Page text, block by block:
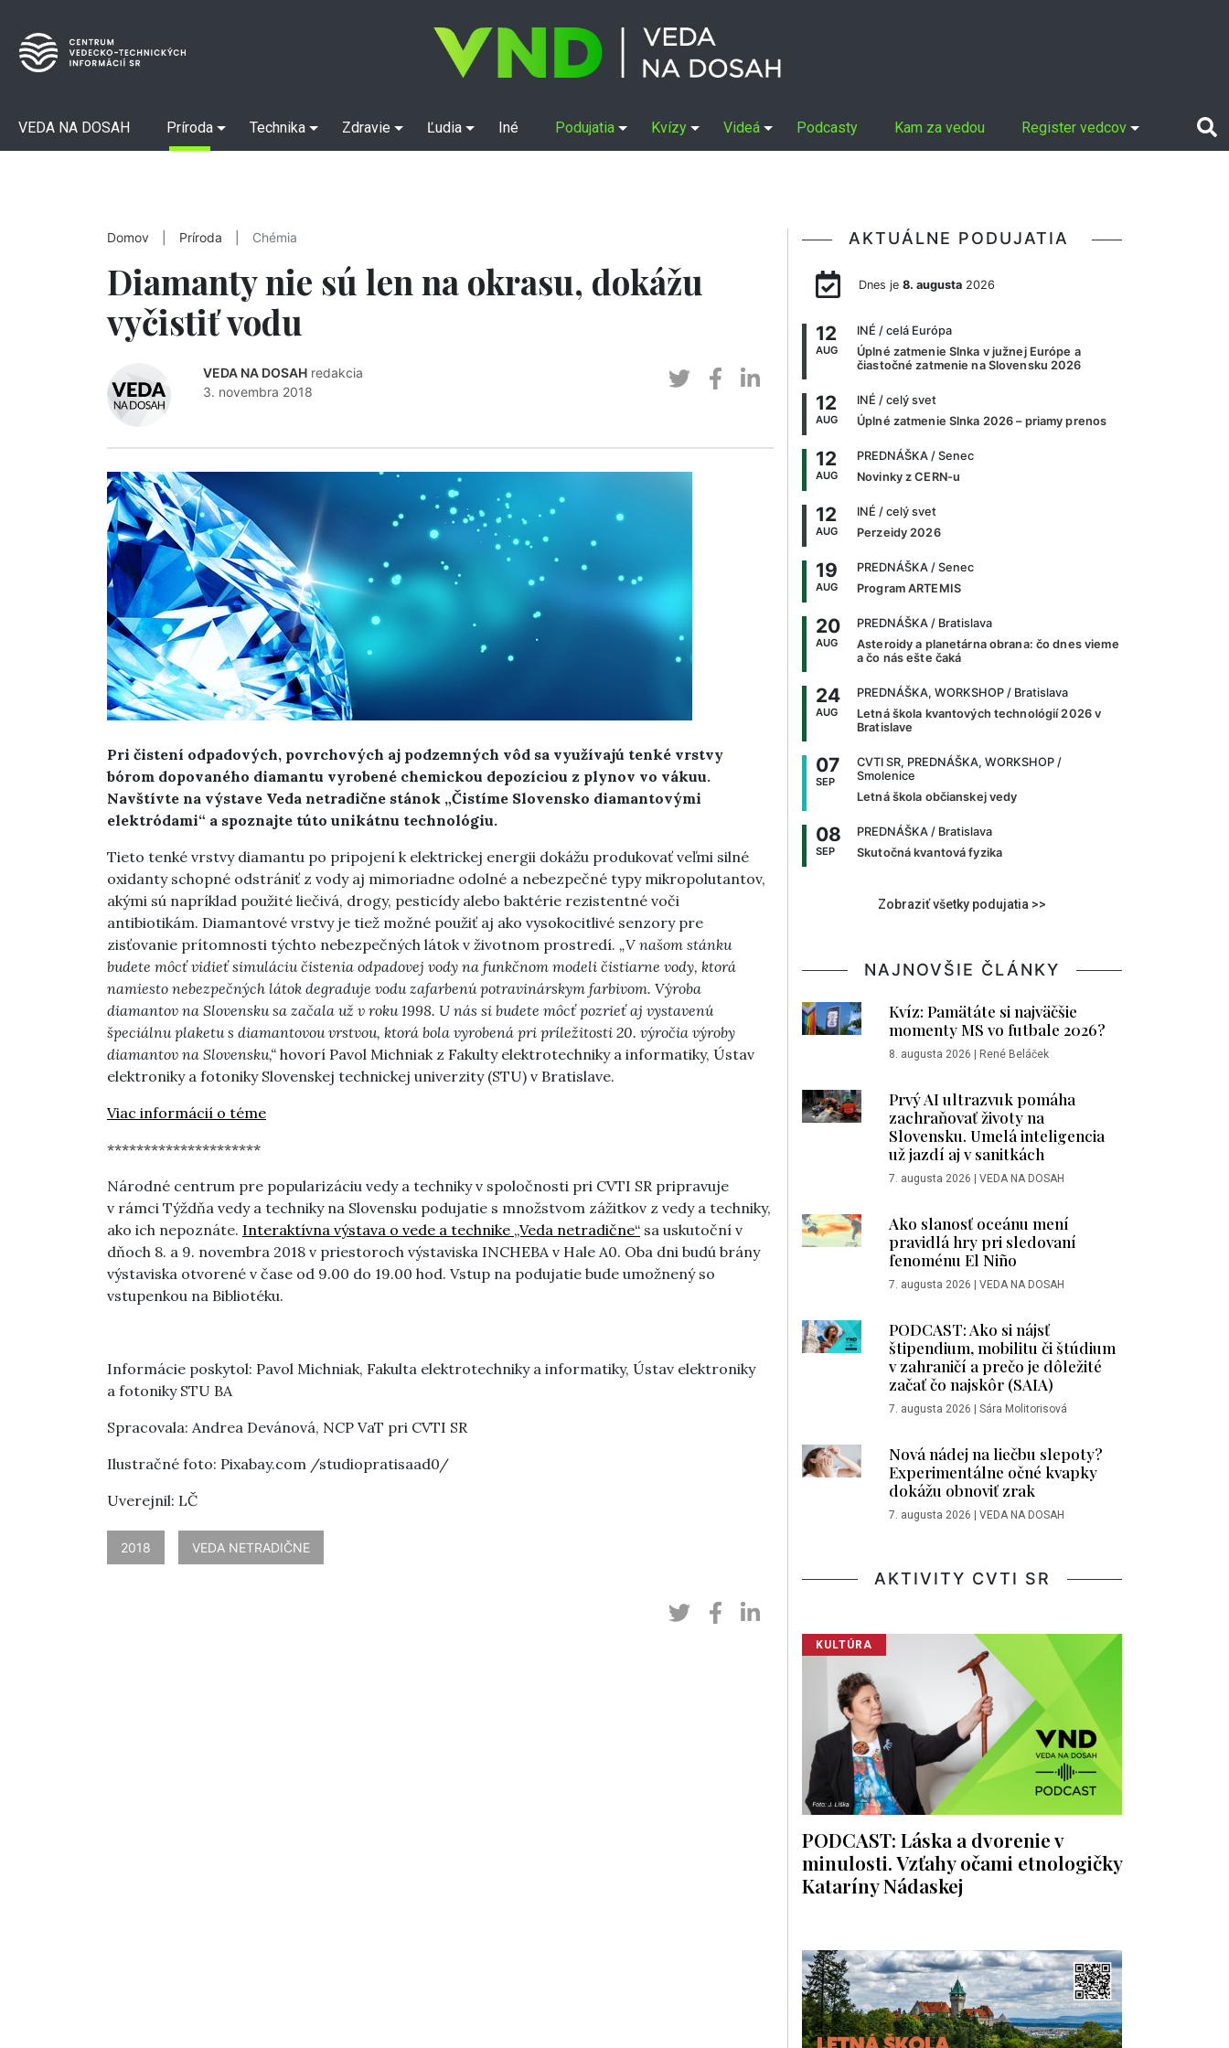
VEDA NA DOSAH Príroda Technika Zdravie Ľudia Iné Podujatia Kvízy Videá Podcasty Kam za vedou Register vedcov
Domov Príroda Chémia
Diamanty nie sú len na okrasu, dokážu
vyčistiť vodu
VEDA NA DOSAH redakcia
3. novembra 2018
Pri čistení odpadových, povrchových aj podzemných vôd sa využívajú tenké vrstvy
bórom dopovaného diamantu vyrobené chemickou depozíciou z plynov vo vákuu.
Navštívte na výstave Veda netradične stánok „Čistíme Slovensko diamantovými
elektródami“ a spoznajte túto unikátnu technológiu.
Tieto tenké vrstvy diamantu po pripojení k elektrickej energii dokážu produkovať veľmi silné
oxidanty schopné odstrániť z vody aj mimoriadne odolné a nebezpečné typy mikropolutantov,
akými sú napríklad použité liečivá, drogy, pesticídy alebo baktérie rezistentné voči
antibiotikám. Diamantové vrstvy je tiež možné použiť aj ako vysokocitlivé senzory pre
zisťovanie prítomnosti týchto nebezpečných látok v životnom prostredí. „V našom stánku
budete môcť vidieť simuláciu čistenia odpadovej vody na funkčnom modeli čistiarne vody, ktorá
namiesto nebezpečných látok degraduje vodu zafarbenú potravinárskym farbivom. Výroba
diamantov na Slovensku sa začala už v roku 1998. U nás si budete môcť pozrieť aj vystavenú
špeciálnu plaketu s diamantovou vrstvou, ktorá bola vyrobená pri príležitosti 20. výročia výroby
diamantov na Slovensku,“ hovorí Pavol Michniak z Fakulty elektrotechniky a informatiky, Ústav
elektroniky a fotoniky Slovenskej technickej univerzity (STU) v Bratislave.
Viac informácií o téme
*********************
Národné centrum pre popularizáciu vedy a techniky v spoločnosti pri CVTI SR pripravuje
v rámci Týždňa vedy a techniky na Slovensku podujatie s množstvom zážitkov z vedy a techniky,
ako ich nepoznáte. Interaktívna výstava o vede a technike „Veda netradične“ sa uskutoční v
dňoch 8. a 9. novembra 2018 v priestoroch výstaviska INCHEBA v Hale A0. Oba dni budú brány
výstaviska otvorené v čase od 9.00 do 19.00 hod. Vstup na podujatie bude umožnený so
vstupenkou na Bibliotéku.
Informácie poskytol: Pavol Michniak, Fakulta elektrotechniky a informatiky, Ústav elektroniky
a fotoniky STU BA
Spracovala: Andrea Devánová, NCP VaT pri CVTI SR
Ilustračné foto: Pixabay.com /studiopratisaad0/
Uverejnil: LČ
2018 VEDA NETRADIČNE
AKTUÁLNE PODUJATIA
Dnes je 8. augusta2026
12
AUG
INÉ / celá Európa
Úplné zatmenie Slnka v južnej Európe a
čiastočné zatmenie na Slovensku 2026
12
AUG
INÉ / celý svet
Úplné zatmenie Slnka 2026 – priamy prenos
12
AUG
PREDNÁŠKA / Senec
Novinky z CERN-u
12
AUG
INÉ / celý svet
Perzeidy 2026
19
AUG
PREDNÁŠKA / Senec
Program ARTEMIS
20
AUG
PREDNÁŠKA / Bratislava
Asteroidy a planetárna obrana: čo dnes vieme
a čo nás ešte čaká
24
AUG
PREDNÁŠKA, WORKSHOP / Bratislava
Letná škola kvantových technológií 2026 v
Bratislave
07
SEP
CVTI SR, PREDNÁŠKA, WORKSHOP /
Smolenice
Letná škola občianskej vedy
08
SEP
PREDNÁŠKA / Bratislava
Skutočná kvantová fyzika
Zobraziť všetky podujatia >>
NAJNOVŠIE ČLÁNKY
Kvíz: Pamätáte si najväčšie
momenty MS vo futbale 2026?
8. augusta 2026 | René Beláček
Prvý AI ultrazvuk pomáha
zachraňovať životy na
Slovensku. Umelá inteligencia
už jazdí aj v sanitkách
7. augusta 2026 | VEDA NA DOSAH
Ako slanosť oceánu mení
pravidlá hry pri sledovaní
fenoménu El Niño
7. augusta 2026 | VEDA NA DOSAH
PODCAST: Ako si nájsť
štipendium, mobilitu či štúdium
v zahraničí a prečo je dôležité
začať čo najskôr (SAIA)
7. augusta 2026 | Sára Molitorisová
Nová nádej na liečbu slepoty?
Experimentálne očné kvapky
dokážu obnoviť zrak
7. augusta 2026 | VEDA NA DOSAH
AKTIVITY CVTI SR
KULTÚRA
PODCAST: Láska a dvorenie v
minulosti. Vzťahy očami etnologičky
Kataríny Nádaskej